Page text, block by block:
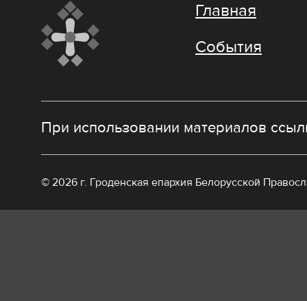
Главная
События
При использовании материалов
© 2026 г. Гроденская епархия Белорусской